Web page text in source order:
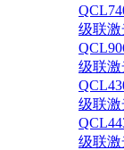
级联激
级联激
级联激
级联激